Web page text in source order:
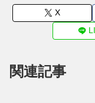
X
関連記事